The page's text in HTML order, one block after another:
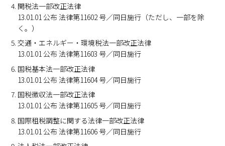
関税法一部改正法律
13.01.01 公布 法律第11602 号／同日施行（ただし、一部を除
く。）
交通・エネルギー・環境税法一部改正法律
13.01.01 公布 法律第11603 号／同日施行
国税基本法一部改正法律
13.01.01 公布 法律第11604 号／同日施行
国税徴収法一部改正法律
13.01.01 公布 法律第11605 号／同日施行
国際租税調整に関する法律一部改正法律
13.01.01 公布 法律第11606 号／同日施行